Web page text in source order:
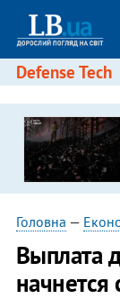
Defense Tech
Головна —
Выплата